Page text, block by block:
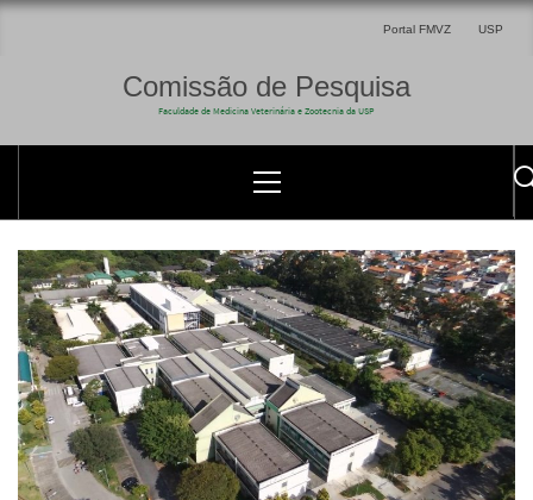
Portal FMVZ USP
Comissão de Pesquisa
Faculdade de Medicina Veterinária e Zootecnia da USP